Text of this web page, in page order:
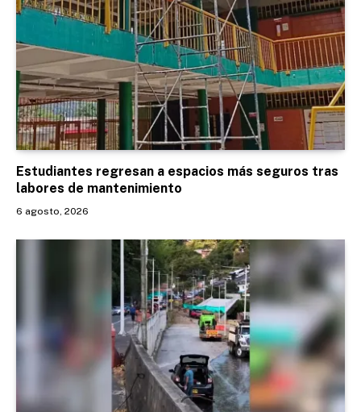
Estudiantes regresan a espacios más seguros tras
labores de mantenimiento
6 agosto, 2026